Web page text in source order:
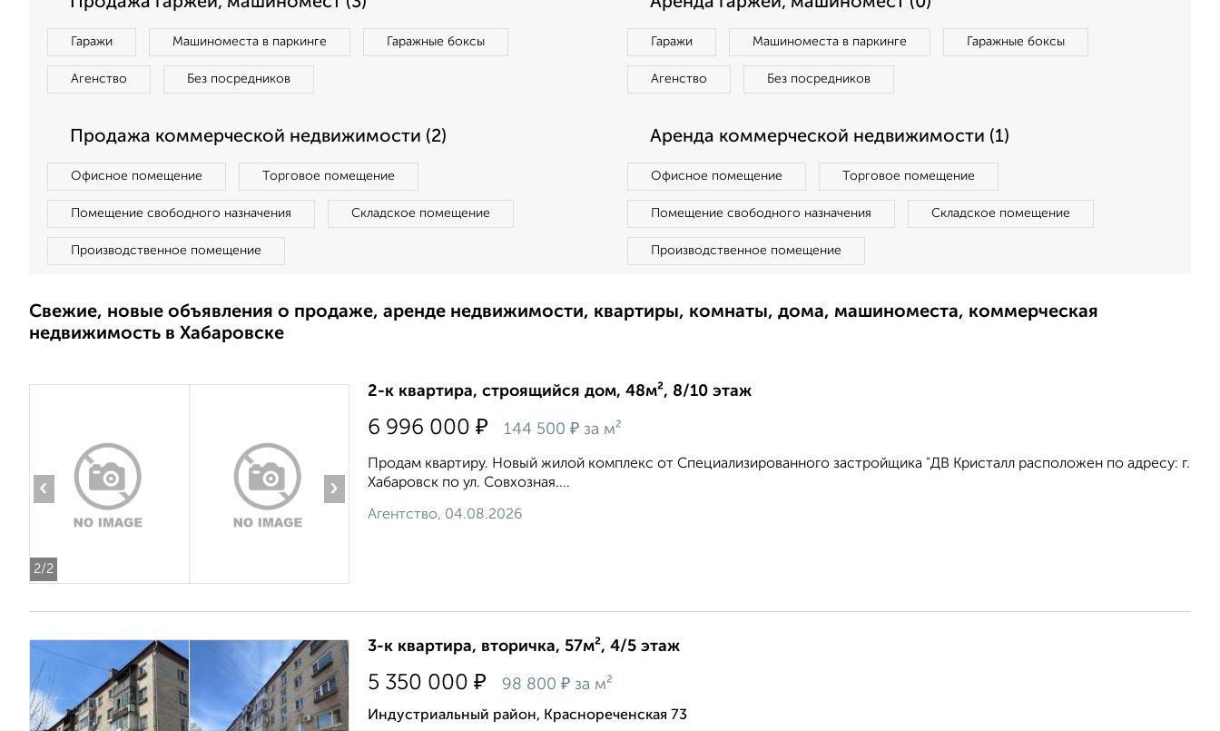
Гаражи Машиноместа в паркинге Гаражные боксы
Агенство Без посредников
Гаражи Машиноместа в паркинге Гаражные боксы
Агенство Без посредников
Продажа коммерческой недвижимости (2)
Офисное помещение Торговое помещение
Помещение свободного назначения Складское помещение
Производственное помещение
Аренда коммерческой недвижимости (1)
Офисное помещение Торговое помещение
Помещение свободного назначения Складское помещение
Производственное помещение
Свежие, новые объявления о продаже, аренде недвижимости, квартиры, комнаты, дома, машиноместа, коммерческая
недвижимость в Хабаровске
2/2
‹ ›
2-к квартира, строящийся дом, 48м², 8/10 этаж
6 996 000 ₽ 144 500 ₽ за м²
Продам квартиру. Новый жилой комплекс от Специализированного застройщика "ДВ Кристалл расположен по адресу: г.
Хабаровск по ул. Совхозная....
Агентство, 04.08.2026
3-к квартира, вторичка, 57м², 4/5 этаж
5 350 000 ₽ 98 800 ₽ за м²
Индустриальный район, Краснореченская 73